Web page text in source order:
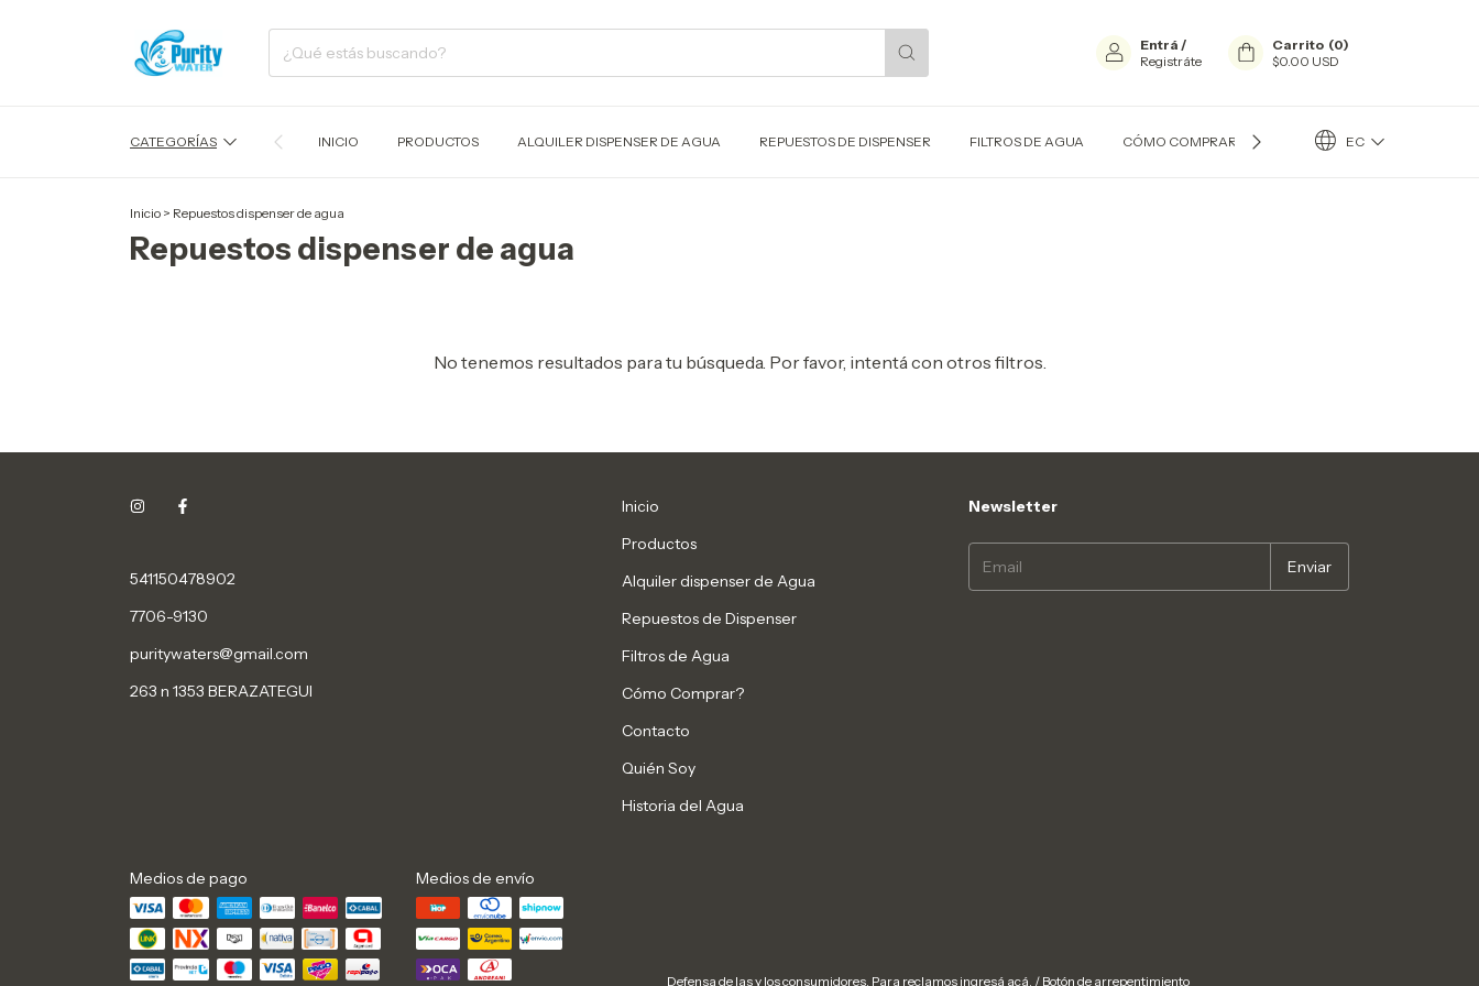
Entrá /
Registráte
Carrito (0)
$0.00 USD
CATEGORÍAS INICIO PRODUCTOS ALQUILER DISPENSER DE AGUA REPUESTOS DE DISPENSER FILTROS DE AGUA CÓMO COMPRAR? CONTACTOEC
Inicio > Repuestos dispenser de agua
Repuestos dispenser de agua
No tenemos resultados para tu búsqueda. Por favor, intentá con otros filtros.
541150478902
7706-9130
puritywaters@gmail.com
263 n 1353 BERAZATEGUI
Inicio
Productos
Alquiler dispenser de Agua
Repuestos de Dispenser
Filtros de Agua
Cómo Comprar?
Contacto
Quién Soy
Historia del Agua
Newsletter
Medios de pago Medios de envío
Defensa de las y los consumidores. Para reclamos ingresá acá. / Botón de arrepentimiento